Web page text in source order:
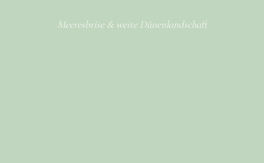
Meeresbrise & weite Dünenlandschaft